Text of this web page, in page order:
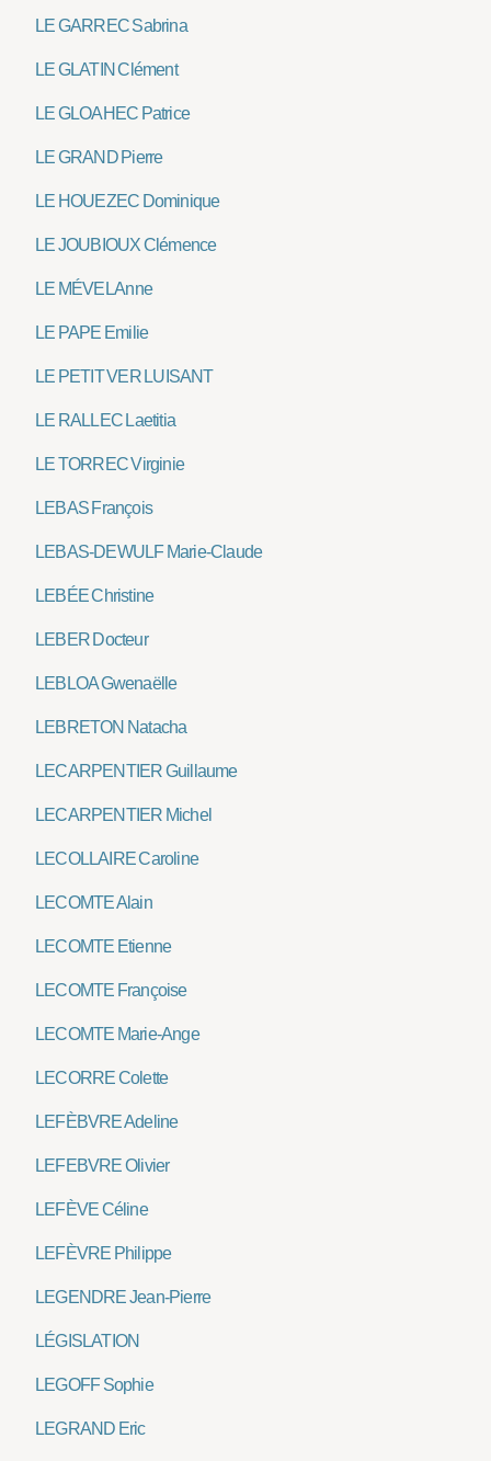
LE GARREC Sabrina
LE GLATIN Clément
LE GLOAHEC Patrice
LE GRAND Pierre
LE HOUEZEC Dominique
LE JOUBIOUX Clémence
LE MÉVEL Anne
LE PAPE Emilie
LE PETIT VER LUISANT
LE RALLEC Laetitia
LE TORREC Virginie
LEBAS François
LEBAS-DEWULF Marie-Claude
LEBÉE Christine
LEBER Docteur
LEBLOA Gwenaëlle
LEBRETON Natacha
LECARPENTIER Guillaume
LECARPENTIER Michel
LECOLLAIRE Caroline
LECOMTE Alain
LECOMTE Etienne
LECOMTE Françoise
LECOMTE Marie-Ange
LECORRE Colette
LEFÈBVRE Adeline
LEFEBVRE Olivier
LEFÈVE Céline
LEFÈVRE Philippe
LEGENDRE Jean-Pierre
LÉGISLATION
LEGOFF Sophie
LEGRAND Eric